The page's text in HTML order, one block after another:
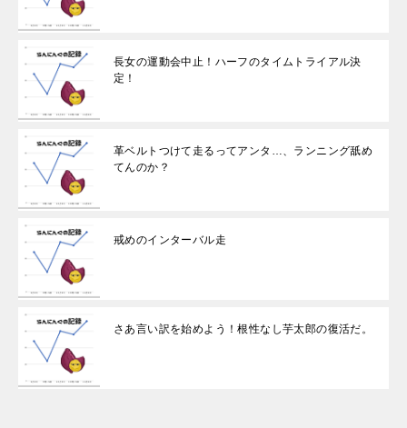
長女の運動会中止！ハーフのタイムトライアル決
定！
革ベルトつけて走るってアンタ…、ランニング舐め
てんのか？
戒めのインターバル走
さあ言い訳を始めよう！根性なし芋太郎の復活だ。